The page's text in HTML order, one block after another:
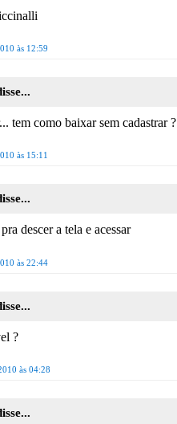
às 12:59
tem como baixar sem cadastrar ?
às 15:11
descer a tela e acessar
às 22:44
?
às 04:28